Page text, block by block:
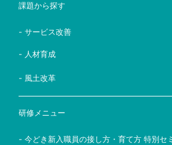
課題から探す
- サービス改善
- 人材育成
- 風土改革
研修メニュー
- 今どき新入職員の接し方・育て方 特別セ